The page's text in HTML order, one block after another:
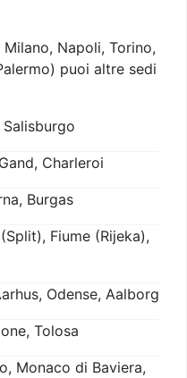
Napoli, Torino,
puoi altre sedi
Charleroi
Burgas
Fiume (Rijeka),
Odense, Aalborg
Tolosa
Monaco di Baviera,